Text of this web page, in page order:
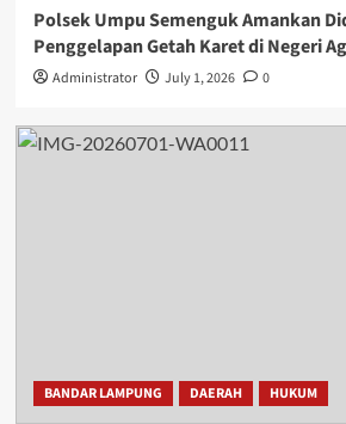
Polsek Umpu Semenguk Amankan
Penggelapan Getah Karet di Negeri
Administrator July 1, 2026 0
BANDAR LAMPUNG DAERAH HUKUM